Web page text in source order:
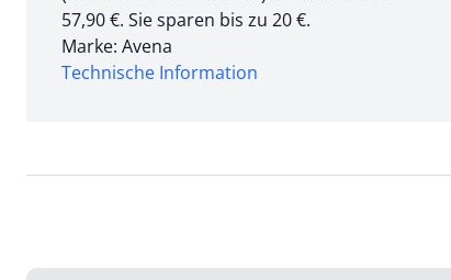
57,90 €. Sie sparen bis zu 20 €.
Marke: Avena
Technische Information